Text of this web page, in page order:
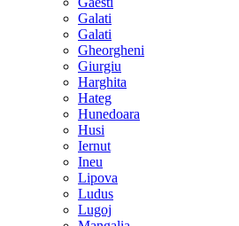
Galati
Galati
Gheorgheni
Giurgiu
Harghita
Hateg
Hunedoara
Husi
Iernut
Ineu
Lipova
Ludus
Lugoj